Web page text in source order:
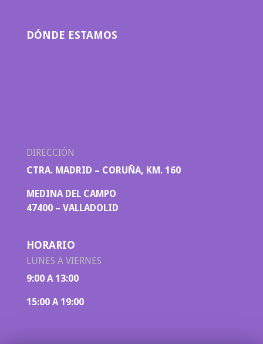
DÓNDE ESTAMOS
DIRECCIÓN
CTRA. MADRID – CORUÑA, KM. 160
MEDINA DEL CAMPO
47400 – VALLADOLID
HORARIO
LUNES A VIERNES
9:00 A 13:00
15:00 A 19:00